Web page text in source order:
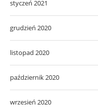
styczeń 2021
grudzień 2020
listopad 2020
październik 2020
wrzesień 2020